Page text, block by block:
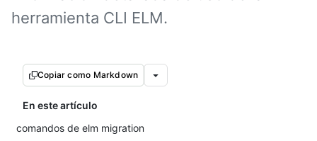
herramienta CLI ELM.
Copiar como Markdown
En este artículo
comandos de elm migration